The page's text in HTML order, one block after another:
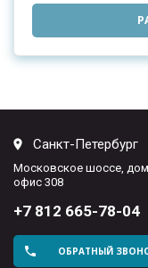
Санкт-Петербург
Московское шоссе, дом
офис 308
+7 812 665-78-04
ОБРАТНЫЙ